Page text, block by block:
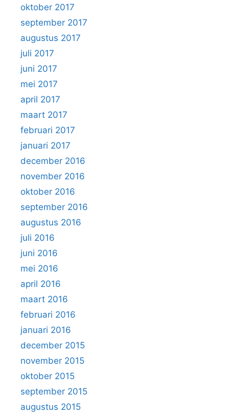
oktober 2017
september 2017
augustus 2017
juli 2017
juni 2017
mei 2017
april 2017
maart 2017
februari 2017
januari 2017
december 2016
november 2016
oktober 2016
september 2016
augustus 2016
juli 2016
juni 2016
mei 2016
april 2016
maart 2016
februari 2016
januari 2016
december 2015
november 2015
oktober 2015
september 2015
augustus 2015